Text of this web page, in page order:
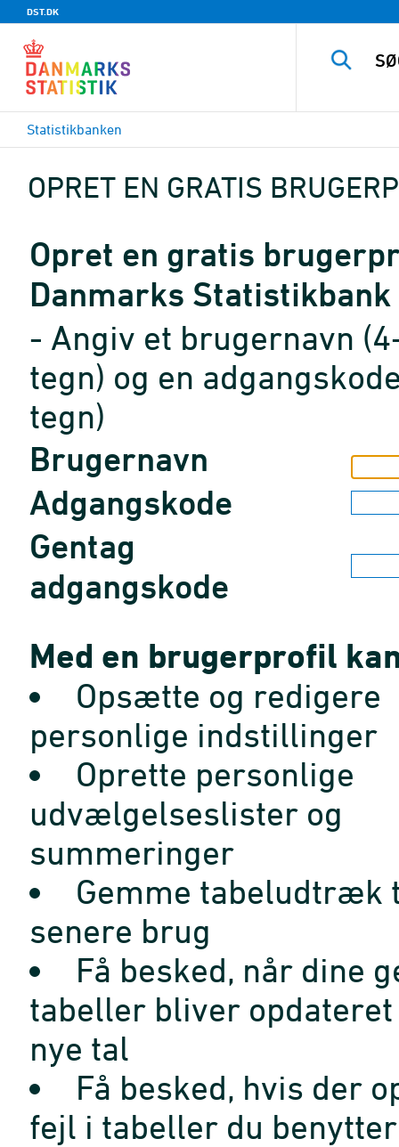
DST.DK
Statistikbanken
OPRET EN GRATIS
Opret en gratis
Danmarks Statistikbank
- Angiv et brugernavn
tegn) og en
tegn)
Brugernavn
Adgangskode
Gentag
adgangskode
Med en brugerprofil
Opsætte og redigere
personlige indstillinger
Oprette personlige
udvælgelseslister og
summeringer
Gemme tabeludtræk
senere brug
Få besked, når dine
tabeller bliver opdateret
nye tal
Få besked, hvis der
fejl i tabeller du benytter